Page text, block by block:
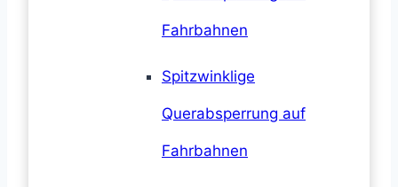
Fahrbahnen
Spitzwinklige
Querabsperrung auf
Fahrbahnen